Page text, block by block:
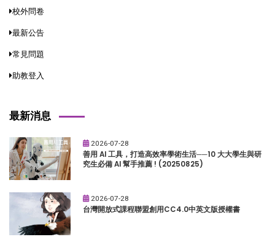
校外問卷
最新公告
常見問題
助教登入
最新消息
2026-07-28
善用 AI 工具，打造高效率學術生活──10 大大學生與研
究生必備 AI 幫手推薦 ! (20250825)
2026-07-28
台灣開放式課程聯盟創用CC4.0中英文版授權書